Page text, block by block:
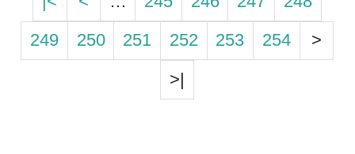
249
250 251 252 253 254
>
>|